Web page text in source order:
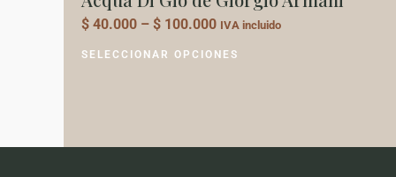
$ 40.000 – $ 100.000 IVA incluido
SELECCIONAR OPCIONES